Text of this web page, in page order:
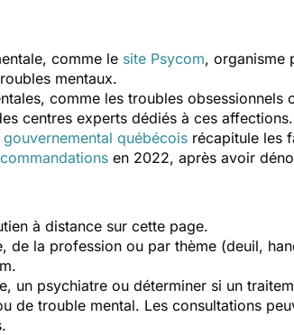
comme le site Psycom, organisme
mentaux.
comme les troubles obsessionnels
centres experts dédiés à ces affections.
gouvernemental québécois récapitule les
en 2022, après avoir
à distance sur cette page.
de la profession ou par thème (deuil,
un psychiatre ou déterminer si un
de trouble mental. Les consultations